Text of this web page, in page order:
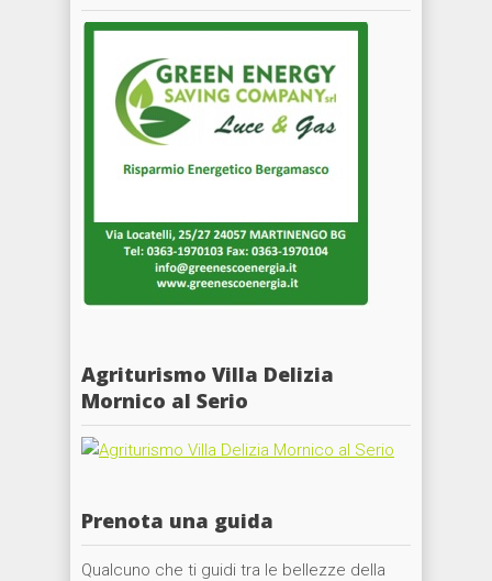
Agriturismo Villa Delizia
Mornico al Serio
Prenota una guida
Qualcuno che ti guidi tra le bellezze della